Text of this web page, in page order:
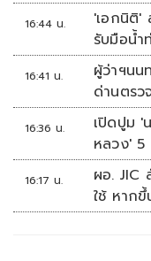
16:44 น.
'เอกนิติ'
รับมือน้
16:41 น.
ผู้ว่าฯนน
ด่านตรว
16:36 น.
เปิดปูม '
หลวง' 5
16:17 น.
ผอ. JIC
ใช้ หาก
จัดการก่